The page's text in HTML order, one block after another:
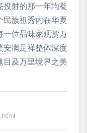
投射的那一年均凝
民族祖秀内在华夏
一位品味家观赏万
安满足祥整体深度
目及万里境界之美